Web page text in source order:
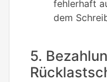
fehlerhaft
dem
5.